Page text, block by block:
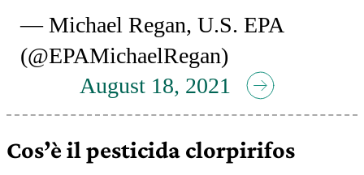
— Michael Regan, U.S. EPA
(@EPAMichaelRegan)
August 18, 2021
Cos’è il pesticida clorpirifos